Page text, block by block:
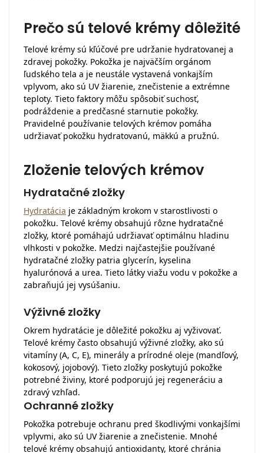
Prečo sú telové krémy dôležité
Telové krémy sú kľúčové pre udržanie hydratovanej a
zdravej pokožky. Pokožka je najväčším orgánom
ľudského tela a je neustále vystavená vonkajším
vplyvom, ako sú UV žiarenie, znečistenie a extrémne
teploty. Tieto faktory môžu spôsobiť suchosť,
podráždenie a predčasné starnutie pokožky.
Pravidelné používanie telových krémov pomáha
udržiavať pokožku hydratovanú, mäkkú a pružnú.
Zloženie telových krémov
Hydratačné zložky
Hydratácia je základným krokom v starostlivosti o
pokožku. Telové krémy obsahujú rôzne hydratačné
zložky, ktoré pomáhajú udržiavať optimálnu hladinu
vlhkosti v pokožke. Medzi najčastejšie používané
hydratačné zložky patria glycerín, kyselina
hyalurónová a urea. Tieto látky viažu vodu v pokožke a
zabraňujú jej vysúšaniu.
Výživné zložky
Okrem hydratácie je dôležité pokožku aj vyživovať.
Telové krémy často obsahujú výživné zložky, ako sú
vitamíny (A, C, E), minerály a prírodné oleje (mandľový,
kokosový, jojobový). Tieto zložky poskytujú pokožke
potrebné živiny, ktoré podporujú jej regeneráciu a
zdravý vzhľad.
Ochranné zložky
Pokožka potrebuje ochranu pred škodlivými vonkajšími
vplyvmi, ako sú UV žiarenie a znečistenie. Mnohé
telové krémy obsahujú antioxidanty, ktoré chránia